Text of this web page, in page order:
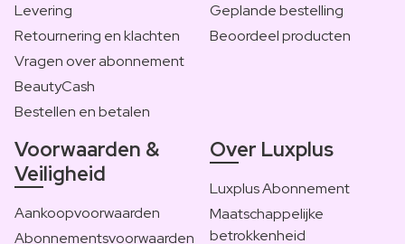
Levering
Retournering en klachten
Vragen over abonnement
BeautyCash
Bestellen en betalen
Geplande bestelling
Beoordeel producten
Voorwaarden &
Veiligheid
Aankoopvoorwaarden
Abonnementsvoorwaarden
Over Luxplus
Luxplus Abonnement
Maatschappelijke
betrokkenheid